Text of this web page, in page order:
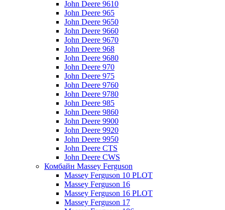
John Deere 9610
John Deere 965
John Deere 9650
John Deere 9660
John Deere 9670
John Deere 968
John Deere 9680
John Deere 970
John Deere 975
John Deere 9760
John Deere 9780
John Deere 985
John Deere 9860
John Deere 9900
John Deere 9920
John Deere 9950
John Deere CTS
John Deere CWS
Комбайн Massey Ferguson
Massey Ferguson 10 PLOT
Massey Ferguson 16
Massey Ferguson 16 PLOT
Massey Ferguson 17